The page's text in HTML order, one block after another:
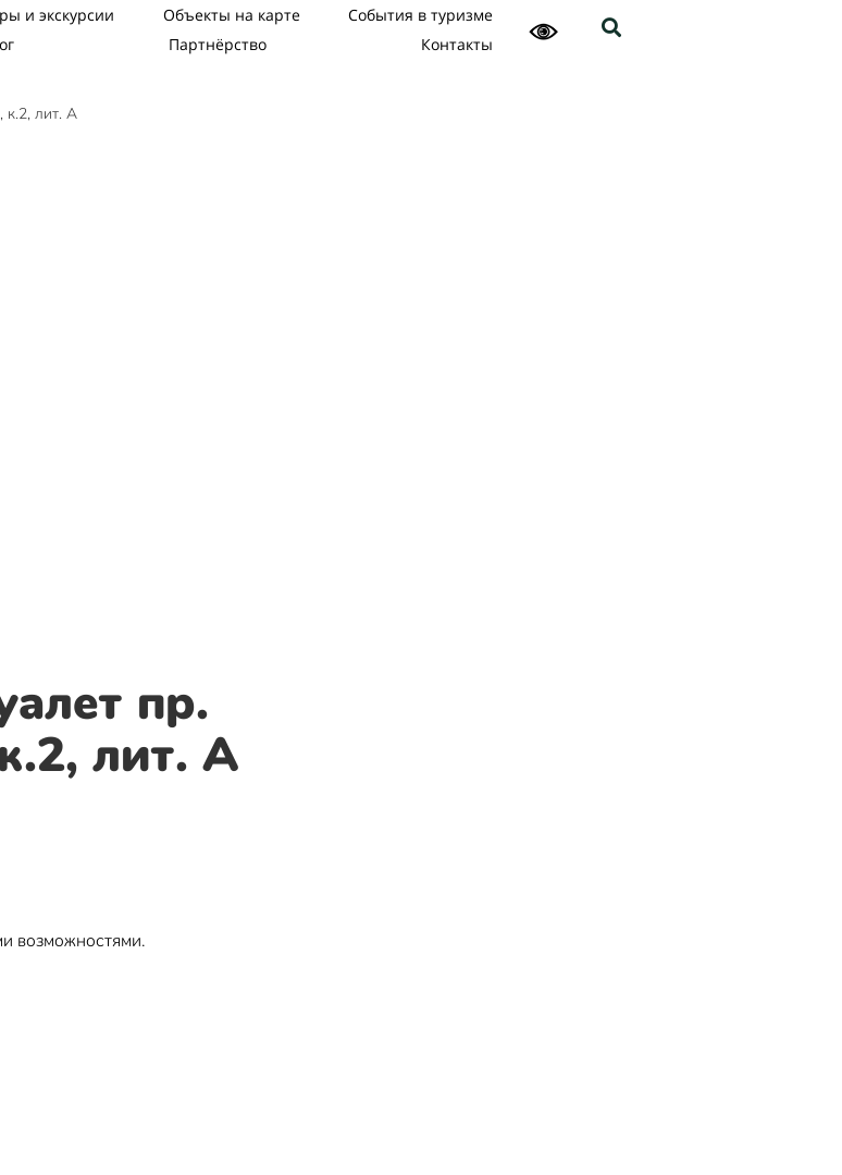
и экскурсии Объекты на карте
События в туризме
Партнёрство Контакты
к.2, лит. А
пр.
лит. А
возможностями.